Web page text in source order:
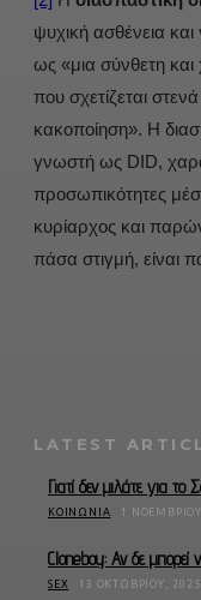
ψυχική ασθένεια και
ως «μια σύνθετη
που σχετίζεται
κακοποίηση». Η
γνωστή ως DID,
προσωπικότητες
κυρίαρχος και
πάσα στιγμή, είναι
LATEST
Γιατί δεν μιλάτε για το
ΚΟΙΝΩΝΊΑ 1
Cloneboy: Αν δε μπορεί
SEX 13 ΟΚΤΩΒΡΊΟΥ, 2025